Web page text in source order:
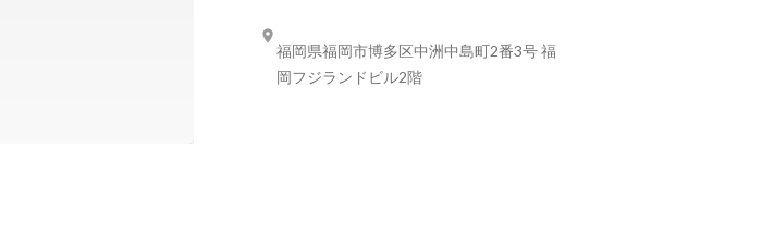
福岡県福岡市博多区中洲中島町2番3号 福
岡フジランドビル2階